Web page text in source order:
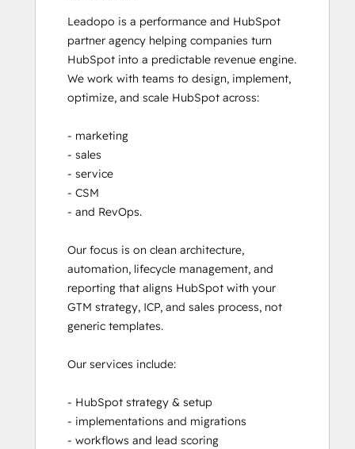
Service Hub Professional Onboarding
Social Media
Video Production
Website Design
Website Development
Leadopo is a performance and HubSpot
partner agency helping companies turn
HubSpot into a predictable revenue engine.
We work with teams to design, implement,
optimize, and scale HubSpot across:
- marketing
- sales
- service
- CSM
- and RevOps.
Our focus is on clean architecture,
automation, lifecycle management, and
reporting that aligns HubSpot with your
GTM strategy, ICP, and sales process, not
generic templates.
Our services include:
- HubSpot strategy & setup
- implementations and migrations
- workflows and lead scoring